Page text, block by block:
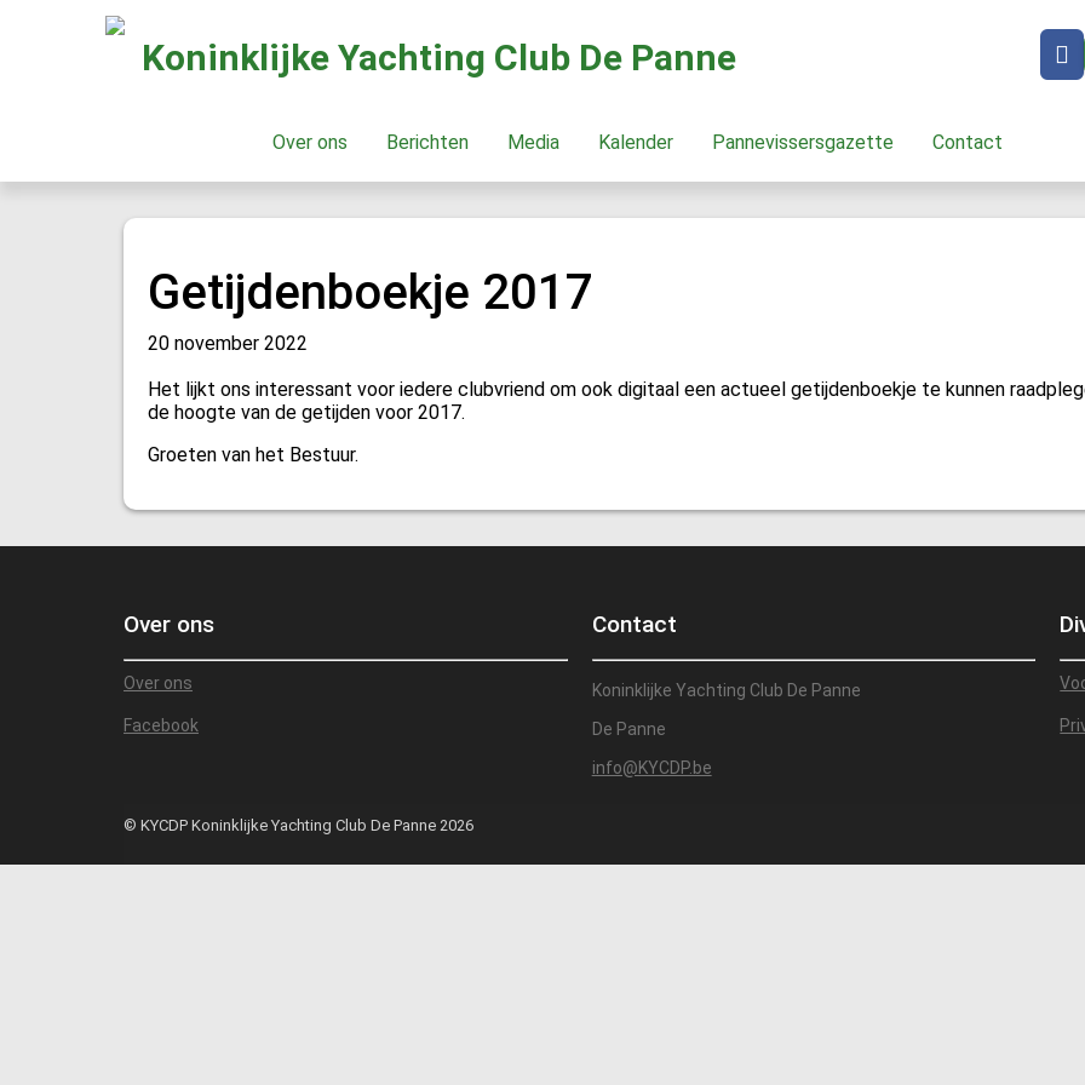
Koninklijke Yachting Club De Panne
Over ons Berichten Media Kalender Pannevissersgazette Contact
Getijdenboekje 2017
20 november 2022
Het lijkt ons interessant voor iedere clubvriend om ook digitaal een actueel getijdenboekje te kunnen
de hoogte van de getijden voor 2017.
Groeten van het Bestuur.
Over ons
Over ons
Facebook
Contact
Koninklijke Yachting Club De Panne
De Panne
info@KYCDP.be
© KYCDP Koninklijke Yachting Club De Panne 2026